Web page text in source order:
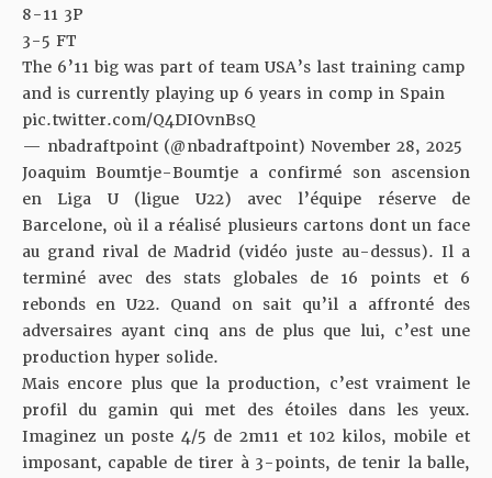
8-11 3P
3-5 FT
The 6’11 big was part of team USA’s last training camp
and is currently playing up 6 years in comp in Spain
pic.twitter.com/Q4DIOvnBsQ
— nbadraftpoint (@nbadraftpoint) November 28, 2025
Joaquim Boumtje-Boumtje a confirmé son ascension
en Liga U (ligue U22) avec l’équipe réserve de
Barcelone, où il a réalisé plusieurs cartons dont un face
au grand rival de Madrid (vidéo juste au-dessus). Il a
terminé avec des stats globales de 16 points et 6
rebonds en U22. Quand on sait qu’il a affronté des
adversaires ayant cinq ans de plus que lui, c’est une
production hyper solide.
Mais encore plus que la production, c’est vraiment le
profil du gamin qui met des étoiles dans les yeux.
Imaginez un poste 4/5 de 2m11 et 102 kilos, mobile et
imposant, capable de tirer à 3-points, de tenir la balle,